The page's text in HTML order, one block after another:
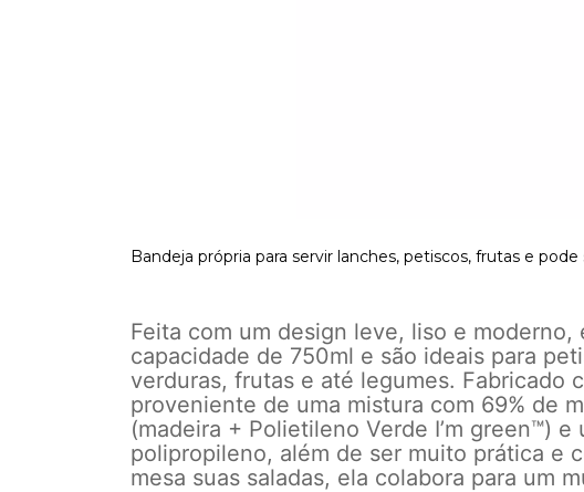
Bandeja própria para servir lanches, petiscos, frutas e
Feita com um design leve, liso e moderno,
capacidade de 750ml e são ideais para
verduras, frutas e até legumes. Fabricado
proveniente de uma mistura com 69% de
(madeira + Polietileno Verde I’m green™)
polipropileno, além de ser muito prática e
mesa suas saladas, ela colabora para um